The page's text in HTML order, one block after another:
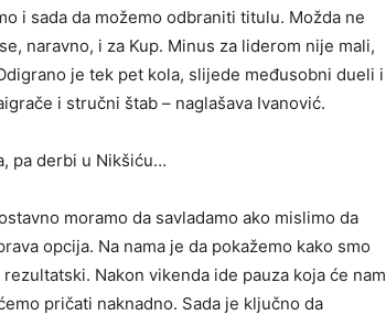
i sada da možemo odbraniti titulu. Možda ne
naravno, i za Kup. Minus za liderom nije mali,
je tek pet kola, slijede međusobni dueli i
i stručni štab – naglašava Ivanović.
pa derbi u Nikšiću…
moramo da savladamo ako mislimo da
opcija. Na nama je da pokažemo kako smo
Nakon vikenda ide pauza koja će nam
pričati naknadno. Sada je ključno da